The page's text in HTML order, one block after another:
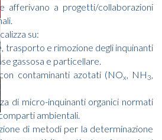
afferivano a progetti/collaborazioni
su:
trasporto e rimozione degli inquinanti
gassosa e particellare.
contaminanti azotati (NOx, NH3,
di micro-inquinanti organici normati
ambientali.
di metodi per la determinazione